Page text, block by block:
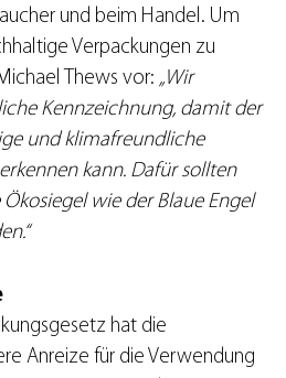
und beim Handel. Um
Verpackungen zu
Thews vor: „Wir
Kennzeichnung, damit der
und klimafreundliche
kann. Dafür sollten
wie der Blaue Engel
hat die
Anreize für die Verwendung